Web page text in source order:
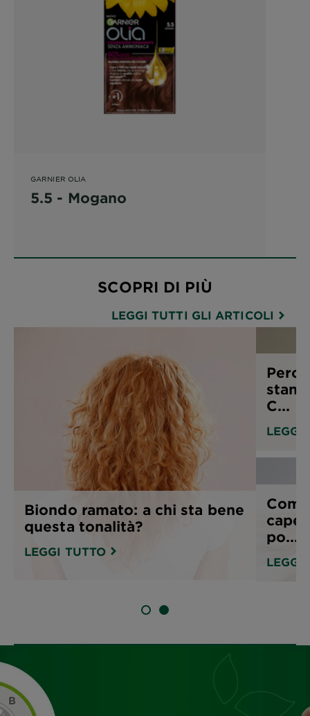
GARNIER OLIA
5.5 - Mogano
SCOPRI DI PIÙ
LEGGI TUTTI GLI ARTICOLI
Biondo ramato: a chi sta bene
questa tonalità?
LEGGI TUTTO
C...
LEGGI
po...
LEGGI
SLIDE 1SLIDE 2